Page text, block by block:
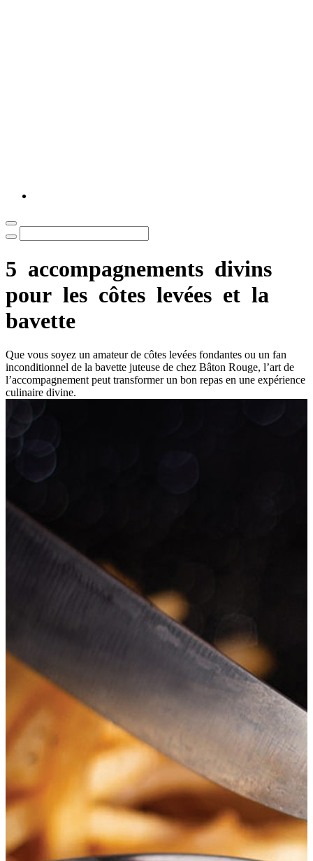
5 accompagnements divins
pour les côtes levées et la
bavette
Que vous soyez un amateur de côtes levées fondantes ou un fan
inconditionnel de la bavette juteuse de chez Bâton Rouge, l’art de
l’accompagnement peut transformer un bon repas en une expérience
culinaire divine.